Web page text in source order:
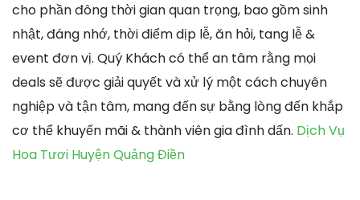
cho phần đông thời gian quan trọng, bao gồm sinh
nhật, đáng nhớ, thời điểm dịp lễ, ăn hỏi, tang lễ &
event đơn vị. Quý Khách có thể an tâm rằng mọi
deals sẽ được giải quyết và xử lý một cách chuyên
nghiệp và tận tâm, mang đến sự bằng lòng đến khắp
cơ thể khuyến mãi & thành viên gia đình dấn. Dịch Vụ
Hoa Tươi Huyện Quảng Điền